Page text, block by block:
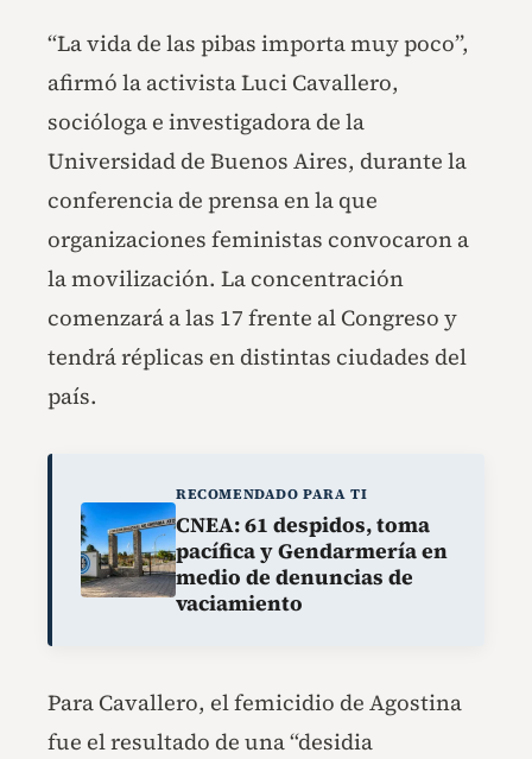
“La vida de las pibas importa muy poco”,
afirmó la activista Luci Cavallero,
socióloga e investigadora de la
Universidad de Buenos Aires, durante la
conferencia de prensa en la que
organizaciones feministas convocaron a
la movilización. La concentración
comenzará a las 17 frente al Congreso y
tendrá réplicas en distintas ciudades del
país.
RECOMENDADO PARA TI
CNEA: 61 despidos, toma
pacífica y Gendarmería en
medio de denuncias de
vaciamiento
Para Cavallero, el femicidio de Agostina
fue el resultado de una “desidia